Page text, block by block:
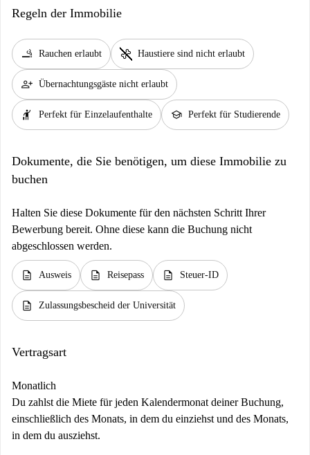
Regeln der Immobilie
smoking_rooms Rauchen erlaubt pet_supplies Haustiere sind nicht erlaubt
person_add Übernachtungsgäste nicht erlaubt
hail Perfekt für Einzelaufenthalte school Perfekt für Studierende
Dokumente, die Sie benötigen, um diese Immobilie zu
buchen
Halten Sie diese Dokumente für den nächsten Schritt Ihrer
Bewerbung bereit. Ohne diese kann die Buchung nicht
abgeschlossen werden.
description Ausweis description Reisepass description Steuer-ID
description Zulassungsbescheid der Universität
Vertragsart
Monatlich
Du zahlst die Miete für jeden Kalendermonat deiner Buchung,
einschließlich des Monats, in dem du einziehst und des Monats,
in dem du ausziehst.